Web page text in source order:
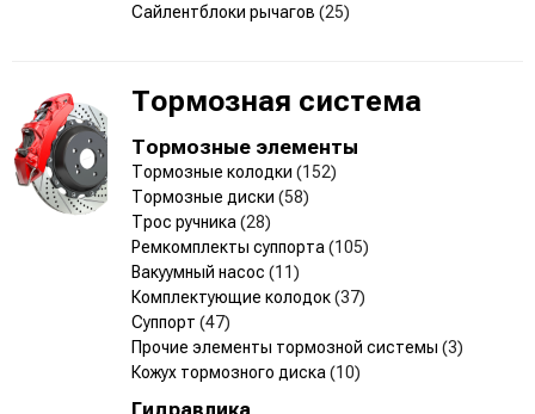
Сайлентблоки рычагов (25)
Тормозная система
Тормозные элементы
Тормозные колодки (152)
Тормозные диски (58)
Трос ручника (28)
Ремкомплекты суппорта (105)
Вакуумный насос (11)
Комплектующие колодок(37)
Суппорт (47)
Прочие элементы тормозной системы (3)
Кожух тормозного диска (10)
Гидравлика